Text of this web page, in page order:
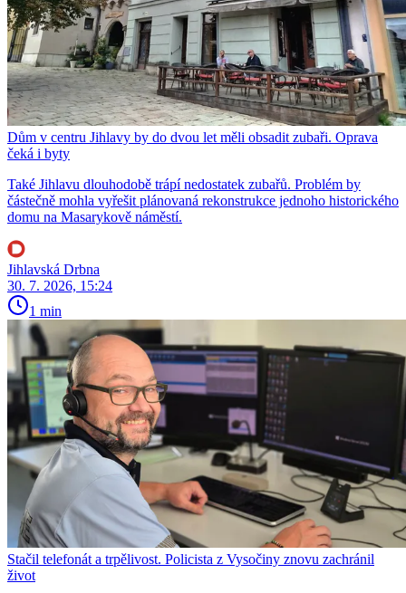
Dům v centru Jihlavy by do dvou let měli obsadit zubaři. Oprava
čeká i byty
Také Jihlavu dlouhodobě trápí nedostatek zubařů. Problém by
částečně mohla vyřešit plánovaná rekonstrukce jednoho historického
domu na Masarykově náměstí.
Jihlavská Drbna
30. 7. 2026, 15:24
1 min
Stačil telefonát a trpělivost. Policista z Vysočiny znovu zachránil
život